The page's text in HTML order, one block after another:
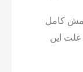
کامل
این